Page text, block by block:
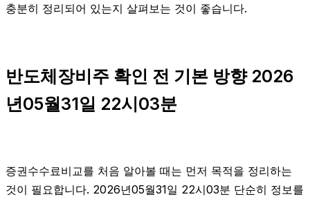
충분히 정리되어 있는지 살펴보는 것이 좋습니다.
반도체장비주 확인 전 기본 방향 2026
년05월31일 22시03분
증권수수료비교를 처음 알아볼 때는 먼저 목적을 정리하는
것이 필요합니다. 2026년05월31일 22시03분 단순히 정보를